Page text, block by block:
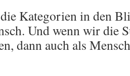
Kategorien in den
Und wenn wir die
dann auch als